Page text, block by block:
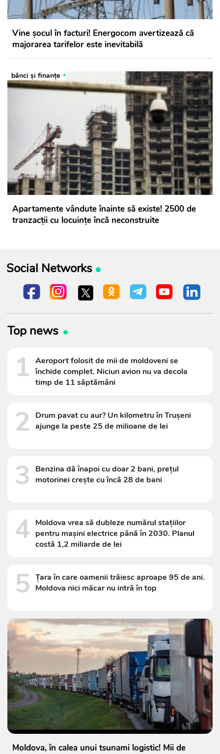
Vine șocul în facturi! Energocom avertizează că
majorarea tarifelor este inevitabilă
bănci şi finanţe
Apartamente vândute înainte să existe! 2500 de
tranzacții cu locuințe încă neconstruite
Social Networks
Top news
1 Aeroport folosit de mii de moldoveni se
închide complet. Niciun avion nu va decola
timp de 11 săptămâni
2
Drum pavat cu aur? Un kilometru în Trușeni
ajunge la peste 25 de milioane de lei
3
Benzina dă înapoi cu doar 2 bani, prețul
motorinei crește cu încă 28 de bani
4 Moldova vrea să dubleze numărul stațiilor
pentru mașini electrice până în 2030. Planul
costă 1,2 miliarde de lei
5 Țara în care oamenii trăiesc aproape 95 de ani.
Moldova nici măcar nu intră în top
Moldova, în calea unui tsunami logistic! Mii de